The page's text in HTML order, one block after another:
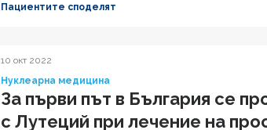
Пациентите споделят
10 окт 2022
Нуклеарна медицина
За първи път в България се
с Лутеций при лечение на